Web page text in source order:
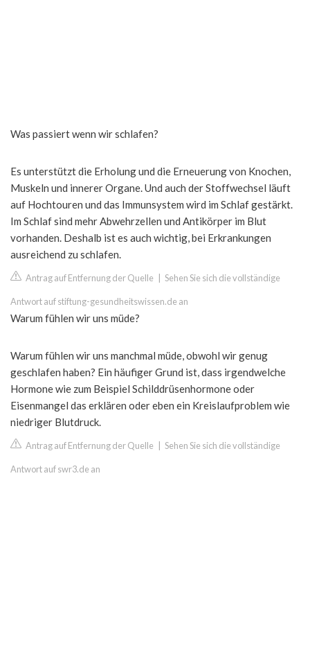
Was passiert wenn wir schlafen?
Es unterstützt die Erholung und die Erneuerung von Knochen,
Muskeln und innerer Organe. Und auch der Stoffwechsel läuft
auf Hochtouren und das Immunsystem wird im Schlaf gestärkt.
Im Schlaf sind mehr Abwehrzellen und Antikörper im Blut
vorhanden. Deshalb ist es auch wichtig, bei Erkrankungen
ausreichend zu schlafen.
Antrag auf Entfernung der Quelle Sehen Sie sich die vollständige
Antwort auf stiftung-gesundheitswissen.de an
Warum fühlen wir uns müde?
Warum fühlen wir uns manchmal müde, obwohl wir genug
geschlafen haben? Ein häufiger Grund ist, dass irgendwelche
Hormone wie zum Beispiel Schilddrüsenhormone oder
Eisenmangel das erklären oder eben ein Kreislaufproblem wie
niedriger Blutdruck.
Antrag auf Entfernung der Quelle Sehen Sie sich die vollständige
Antwort auf swr3.de an